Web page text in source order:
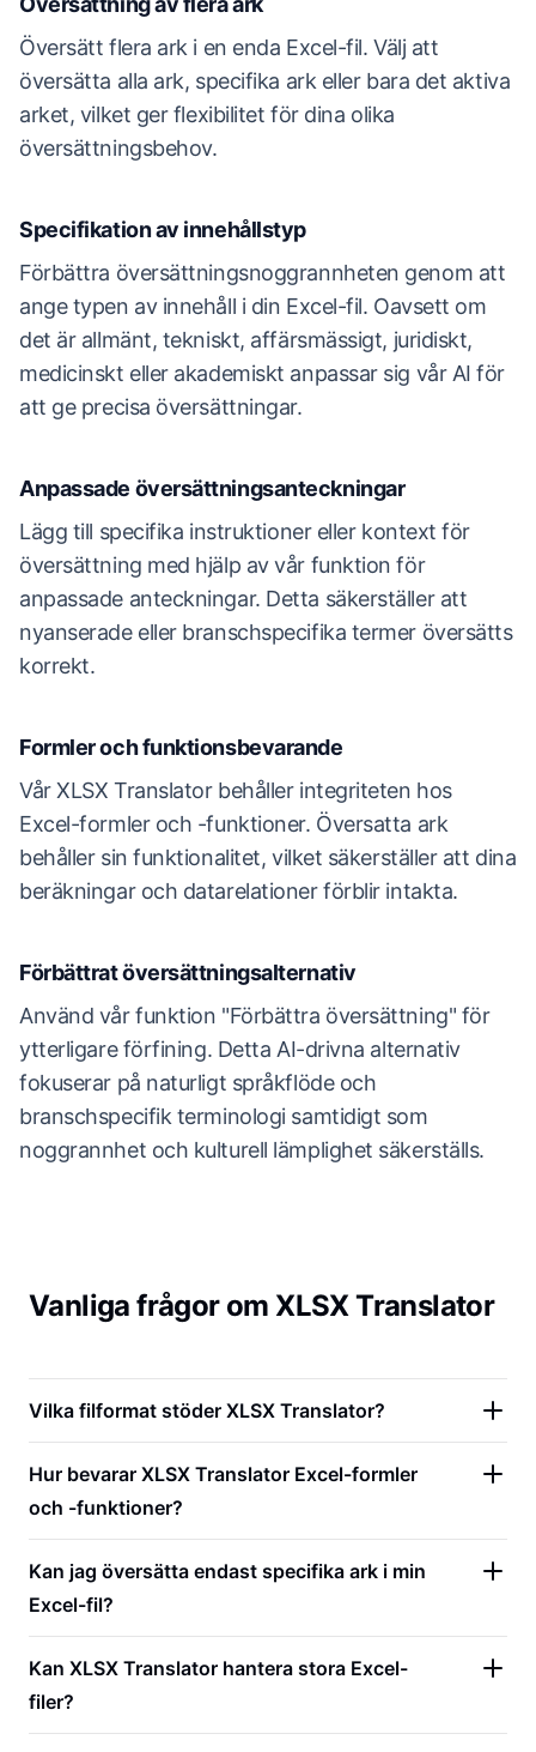
Översätt flera ark i en enda Excel-fil. Välj att
översätta alla ark, specifika ark eller bara det aktiva
arket, vilket ger flexibilitet för dina olika
översättningsbehov.
Specifikation av innehållstyp
Förbättra översättningsnoggrannheten genom att
ange typen av innehåll i din Excel-fil. Oavsett om
det är allmänt, tekniskt, affärsmässigt, juridiskt,
medicinskt eller akademiskt anpassar sig vår AI för
att ge precisa översättningar.
Anpassade översättningsanteckningar
Lägg till specifika instruktioner eller kontext för
översättning med hjälp av vår funktion för
anpassade anteckningar. Detta säkerställer att
nyanserade eller branschspecifika termer översätts
korrekt.
Formler och funktionsbevarande
Vår XLSX Translator behåller integriteten hos
Excel-formler och -funktioner. Översatta ark
behåller sin funktionalitet, vilket säkerställer att dina
beräkningar och datarelationer förblir intakta.
Förbättrat översättningsalternativ
Använd vår funktion "Förbättra översättning" för
ytterligare förfining. Detta AI-drivna alternativ
fokuserar på naturligt språkflöde och
branschspecifik terminologi samtidigt som
noggrannhet och kulturell lämplighet säkerställs.
Vanliga frågor om XLSX Translator
Vilka filformat stöder XLSX Translator?
Hur bevarar XLSX Translator Excel-formler
och -funktioner?
Kan jag översätta endast specifika ark i min
Excel-fil?
Kan XLSX Translator hantera stora Excel-
filer?